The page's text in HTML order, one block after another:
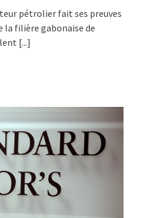
pétrolier fait ses preuves
la filière gabonaise de
[...]